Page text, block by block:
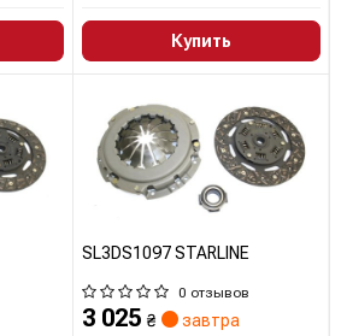
Купить
SL3DS1097 STARLINE
0 отзывов
3 025 ₴ завтра